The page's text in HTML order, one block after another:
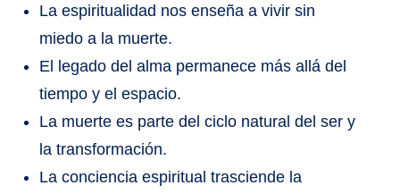
La espiritualidad nos enseña a vivir sin
miedo a la muerte.
El legado del alma permanece más allá del
tiempo y el espacio.
La muerte es parte del ciclo natural del ser y
la transformación.
La conciencia espiritual trasciende la